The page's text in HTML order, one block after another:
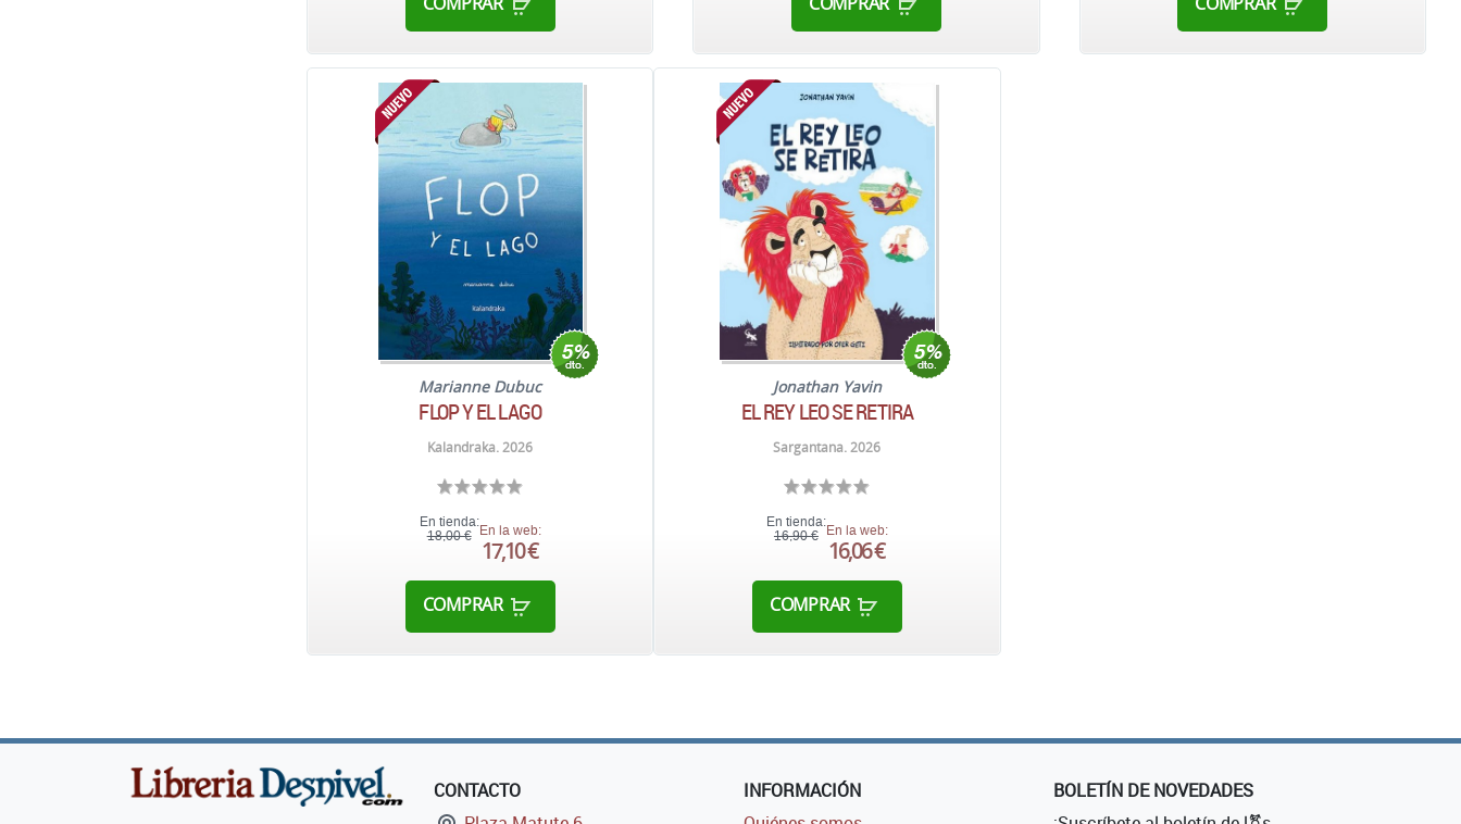
Marianne Dubuc
FLOP Y EL LAGO
Kalandraka. 2026
En tienda:
18,00 € En la web:
17,10 €
COMPRAR
Jonathan Yavin
EL REY LEO SE RETIRA
Sargantana. 2026
En tienda:
16,90 € En la web:
16,06 €
COMPRAR
CONTACTO
INFORMACIÓN
BOLETÍN DE NOVEDADES